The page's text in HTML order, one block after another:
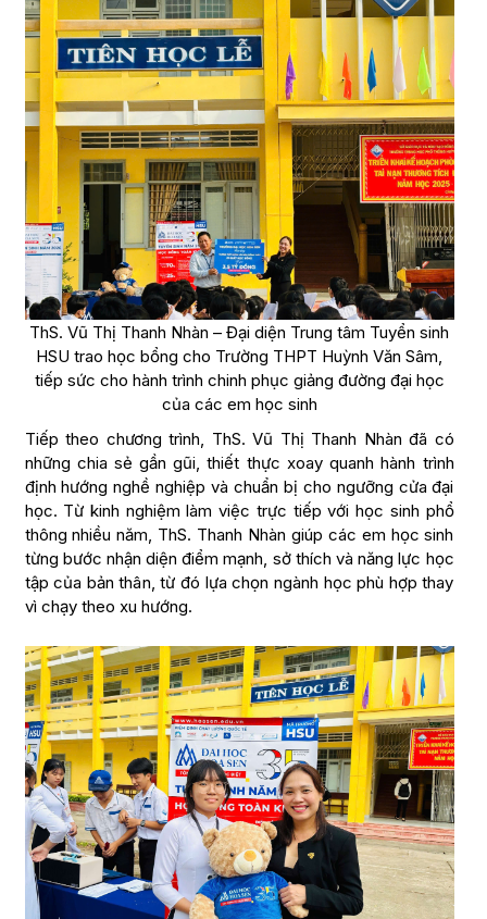
ThS. Vũ Thị Thanh Nhàn – Đại diện Trung tâm Tuyển sinh
HSU trao học bổng cho Trường THPT Huỳnh Văn Sâm,
tiếp sức cho hành trình chinh phục giảng đường đại học
của các em học sinh
Tiếp theo chương trình, ThS. Vũ Thị Thanh Nhàn đã có
những chia sẻ gần gũi, thiết thực xoay quanh hành trình
định hướng nghề nghiệp và chuẩn bị cho ngưỡng cửa đại
học. Từ kinh nghiệm làm việc trực tiếp với học sinh phổ
thông nhiều năm, ThS. Thanh Nhàn giúp các em học sinh
từng bước nhận diện điểm mạnh, sở thích và năng lực học
tập của bản thân, từ đó lựa chọn ngành học phù hợp thay
vì chạy theo xu hướng.